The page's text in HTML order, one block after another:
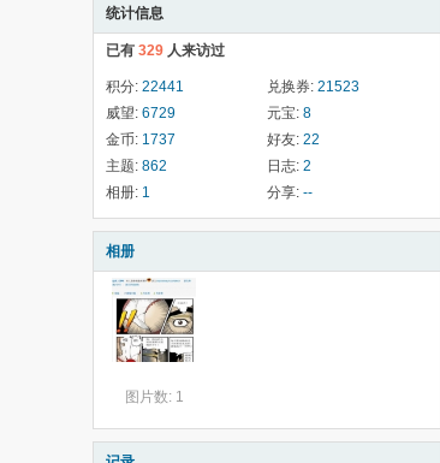
统计信息
已有 329 人来访过
积分: 22441 兑换券: 21523
威望: 6729 元宝: 8
金币: 1737 好友: 22
主题: 862 日志: 2
相册: 1 分享: --
相册
图片数: 1